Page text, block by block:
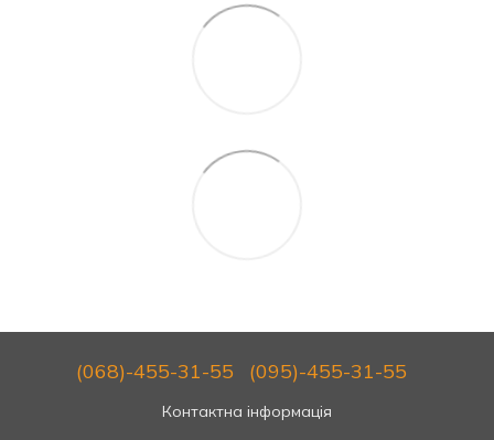
(068)-455-31-55 (095)-455-31-55
Контактна інформація